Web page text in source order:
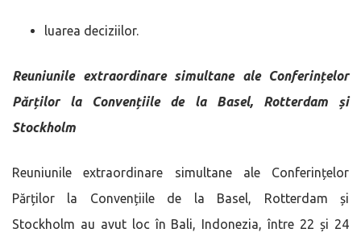
luarea deciziilor.
Reuniunile extraordinare simultane ale Conferințelor
Părților la Convențiile de la Basel, Rotterdam și
Stockholm
Reuniunile extraordinare simultane ale Conferințelor
Părților la Convențiile de la Basel, Rotterdam și
Stockholm au avut loc în Bali, Indonezia, între 22 și 24